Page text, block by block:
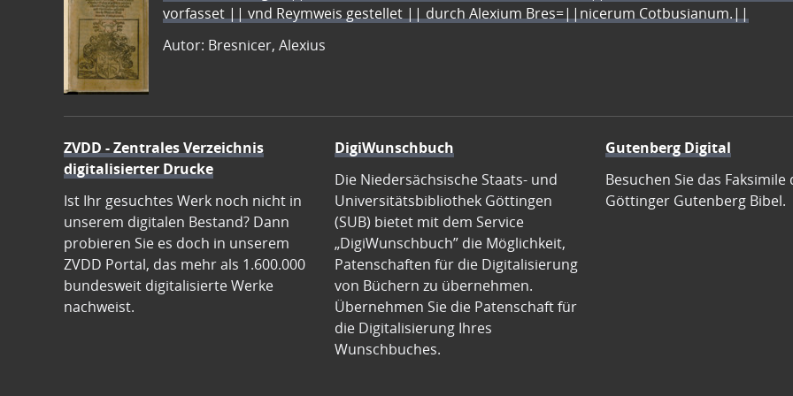
vorfasset || vnd Reymweis gestellet || durch Alexium Bres=||nicerum Cotbusianum.||
Autor: Bresnicer, Alexius
ZVDD - Zentrales Verzeichnis
digitalisierter Drucke
Ist Ihr gesuchtes Werk noch nicht in
unserem digitalen Bestand? Dann
probieren Sie es doch in unserem
ZVDD Portal, das mehr als 1.600.000
bundesweit digitalisierte Werke
nachweist.
DigiWunschbuch
Die Niedersächsische Staats- und
Universitätsbibliothek Göttingen
(SUB) bietet mit dem Service
„DigiWunschbuch” die Möglichkeit,
Patenschaften für die Digitalisierung
von Büchern zu übernehmen.
Übernehmen Sie die Patenschaft für
die Digitalisierung Ihres
Wunschbuches.
Gutenberg Digital
Besuchen Sie das Faksimile
Göttinger Gutenberg Bibel.